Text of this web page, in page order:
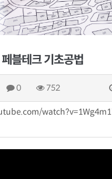
블테크 기초공법
0 752